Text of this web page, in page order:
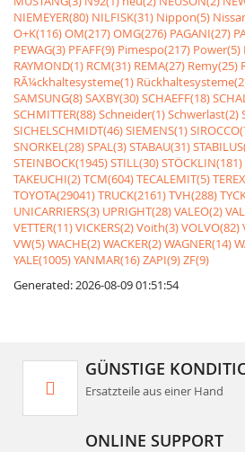
NIEMEYER(80) NILFISK(31) Nippon(5)
O+K(116)OM(217)OMG(276) PAGANI(27)
PEWAG(3) PFAFF(9) Pimespo(217) Power(5)
RAYMOND(1) RCM(31) REMA(27) Remy(25)
RÃ¼ckhaltesysteme(1)
SAMSUNG(8)SAXBY(30)SCHAEFF(18)
SCHMITTER(88)Schneider(1)Schwerlast(2)
SICHELSCHMIDT(46)SIEMENS(1)
SNORKEL(28)SPAL(3)STABAU(31)
STEINBOCK(1945)STILL(30)STÖCKLIN(181)
TAKEUCHI(2)TCM(604)TECALEMIT(5)
TOYOTA(29041)TRUCK(2161)TVH(288)
UNICARRIERS(3) UPRIGHT(28)VALEO(2)
VETTER(11)VICKERS(2)Voith(3)VOLVO(82)
VW(5)WACHE(2)WACKER(2)WAGNER(14)
YALE(1005)YANMAR(16)ZAPI(9)ZF(9)
Generated: 2026-08-09 01:51:54
GÜNSTIGE
Ersatzteile aus einer Hand
ONLINE SUPPORT